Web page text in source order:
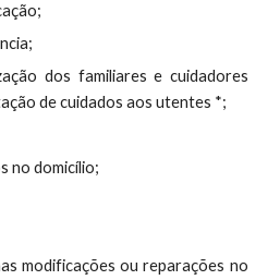
dos familiares e cuidadores
de cuidados aos utentes *;
no domicílio;
modificações ou reparações no